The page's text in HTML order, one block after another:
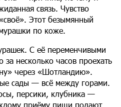
связь. Чувство
Этот безымянный
по коже.
С её переменчивыми
несколько часов проехать
через «Шотландию».
сады — всё между горами.
персики, клубника —
приёму пищи подают